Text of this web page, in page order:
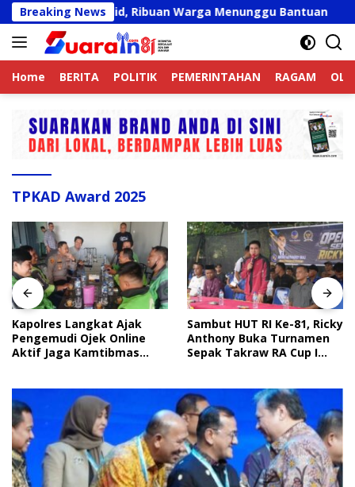
Langsung
ke
konten
Breaking News
Belum Valid, Ribuan Warga Menunggu Bantuan
Home BERITA POLITIK PEMERINTAHAN RAGAM
TPKAD Award 2025
Kapolres Langkat Ajak
Pengemudi Ojek Online
Aktif Jaga Kamtibmas
Sambut HUT RI Ke-81, Ricky
Anthony Buka Turnamen
Sepak Takraw RA Cup I